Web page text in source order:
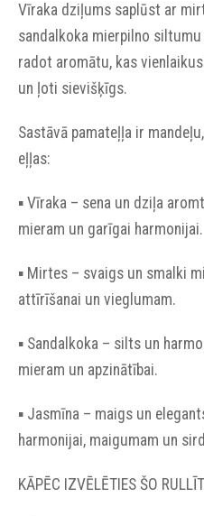
Vīraka dziļums saplūst ar
sandalkoka mierpilno
radot aromātu, kas
un ļoti sievišķīgs.
Sastāvā pamateļļa ir
eļļas:
▪︎ Vīraka – sena un dziļa
mieram un garīgai harmonijai.
▪︎ Mirtes – svaigs un smalki
attīrīšanai un vieglumam.
▪︎ Sandalkoka – silts un
mieram un apzinātībai.
▪︎ Jasmīna – maigs un
harmonijai, maigumam un
KĀPĒC IZVĒLĒTIES ŠO